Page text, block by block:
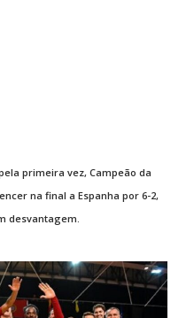
primeira vez, Campeão da
na final a Espanha por 6-2,
desvantagem.